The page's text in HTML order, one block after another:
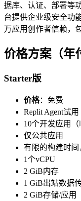
据库、认证、部署等
台提供企业级安全功
万应用创作者信赖，
价格方案（年
Starter版
价格：免费
Replit Agent试用
10个开发应用（
仅公共应用
有限的构建时
1个vCPU
2 GiB内存
1 GiB出站数据
2 GiB存储/应用